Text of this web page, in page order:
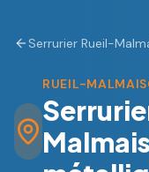
Serrurier Rueil-
RUEIL-